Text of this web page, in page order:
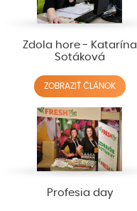
Zdola hore - Katarína
Sotáková
ZOBRAZIŤ ČLÁNOK
Profesia day